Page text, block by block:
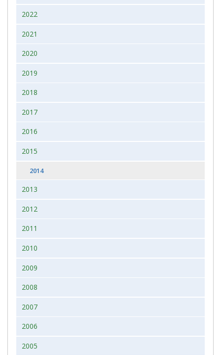
2022
2021
2020
2019
2018
2017
2016
2015
2014
2013
2012
2011
2010
2009
2008
2007
2006
2005